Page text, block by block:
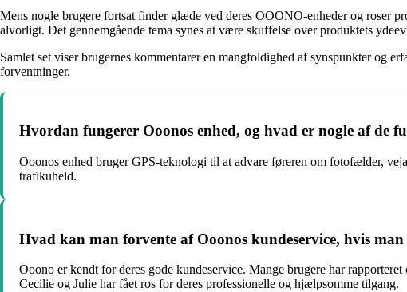
Mens nogle brugere fortsat finder glæde ved deres OOONO-enheder og roser
alvorligt. Det gennemgående tema synes at være skuffelse over produktets
Samlet set viser brugernes kommentarer en mangfoldighed af synspunkter og
forventninger.
Hvordan fungerer Ooonos enhed, og hvad er nogle af de
Ooonos enhed bruger GPS-teknologi til at advare føreren om fotofælder,
trafikuheld.
Hvad kan man forvente af Ooonos kundeservice, hvis
Ooono er kendt for deres gode kundeservice. Mange brugere har
Cecilie og Julie har fået ros for deres professionelle og hjælpsomme tilgang.